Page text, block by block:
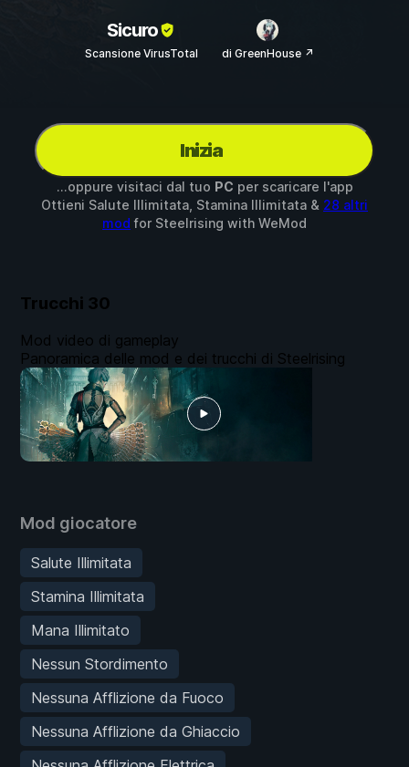
Sicuro
Scansione VirusTotal di GreenHouse ↗
Inizia
...oppure visitaci dal tuo PC per scaricare l'app
Ottieni Salute Illimitata, Stamina Illimitata & 28 altri
mod for Steelrising with WeMod
Trucchi 30
Mod giocatore
Salute Illimitata
Stamina Illimitata
Mana Illimitato
Nessun Stordimento
Nessuna Afflizione da Fuoco
Nessuna Afflizione da Ghiaccio
Mod video di gameplay
Panoramica delle mod e dei trucchi di Steelrising